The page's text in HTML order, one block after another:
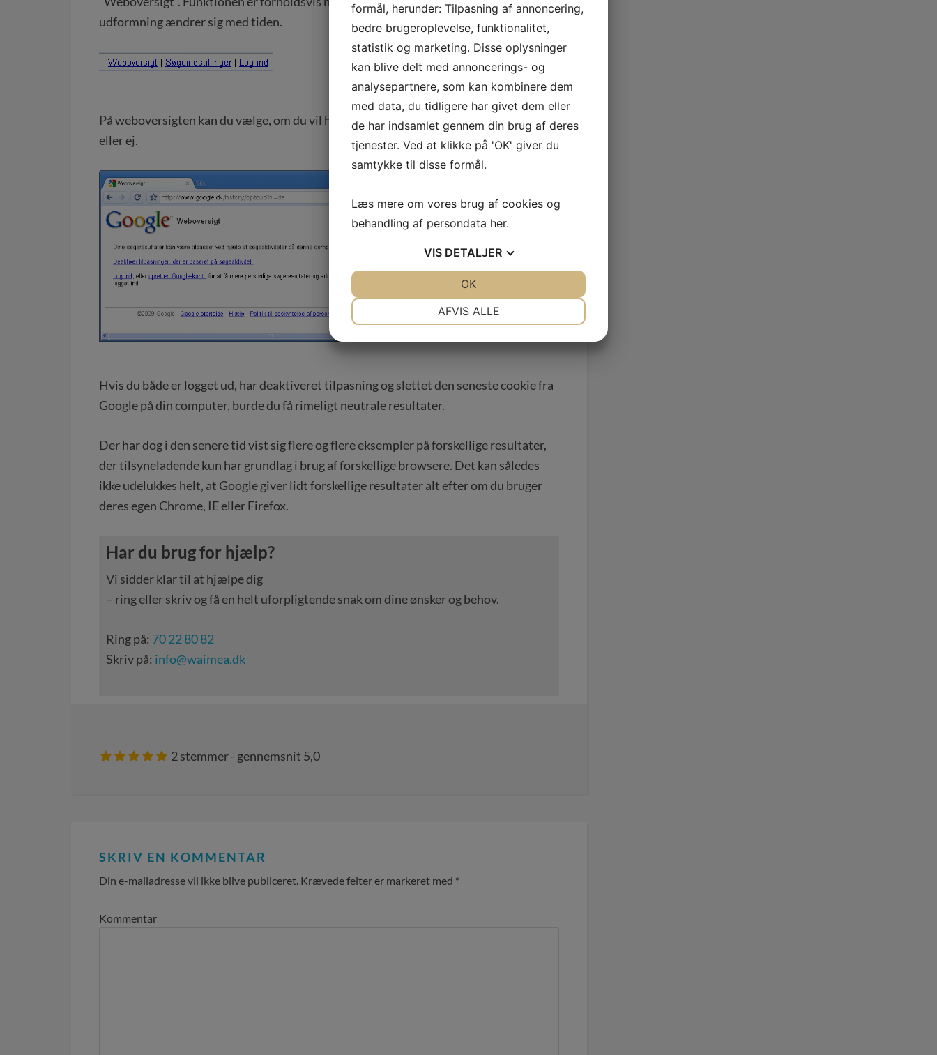
udformning ændrer sig med tiden.
På weboversigten kan du vælge, om du vil have tilpasningen af søgeresultater slået til
eller ej.
Hvis du både er logget ud, har deaktiveret tilpasning og slettet den seneste cookie fra
Google på din computer, burde du få rimeligt neutrale resultater.
Der har dog i den senere tid vist sig flere og flere eksempler på forskellige resultater,
der tilsyneladende kun har grundlag i brug af forskellige browsere. Det kan således
ikke udelukkes helt, at Google giver lidt forskellige resultater alt efter om du bruger
deres egen Chrome, IE eller Firefox.
Har du brug for hjælp?
Vi sidder klar til at hjælpe dig
– ring eller skriv og få en helt uforpligtende snak om dine ønsker og behov.
Ring på: 70 22 80 82
Skriv på: info@waimea.dk
2 stemmer - gennemsnit 5,0
SKRIV EN KOMMENTAR
Din e-mailadresse vil ikke blive publiceret. Krævede felter er markeret med *
Kommentar
formål, herunder: Tilpasning af annoncering,
bedre brugeroplevelse, funktionalitet,
statistik og marketing. Disse oplysninger
kan blive delt med annoncerings- og
analysepartnere, som kan kombinere dem
med data, du tidligere har givet dem eller
de har indsamlet gennem din brug af deres
tjenester. Ved at klikke på 'OK' giver du
samtykke til disse formål.
Læs mere om vores brug af cookies og
behandling af persondata her.
VIS DETALJER
AFVIS ALLE
OK